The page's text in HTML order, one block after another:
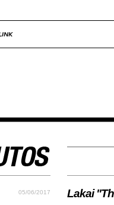
05/06/2017 Lakai